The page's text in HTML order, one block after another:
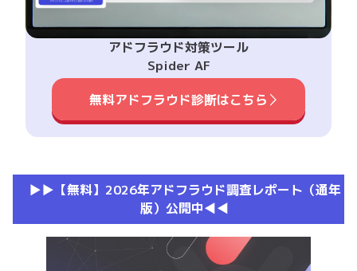
アドフラウド対策ツール
Spider AF
無料アドフラウド診断はこちら
▶︎▶︎【無料】2026年アドフラウド調査レポート（通年
版）公開中◀︎◀︎